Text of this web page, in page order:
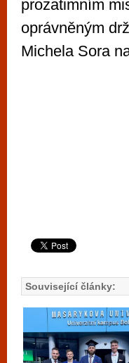
prozatimním
oprávněným
Michela Sora
Související články: